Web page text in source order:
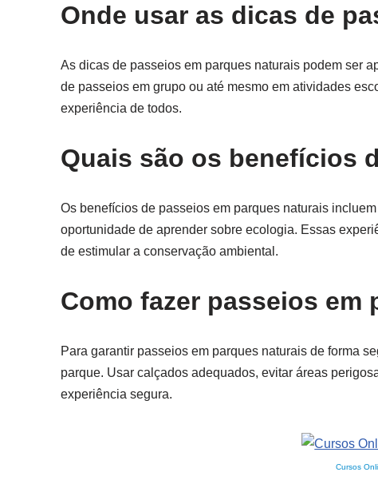
Onde usar as dicas de
As dicas de passeios em parques naturais podem ser
de passeios em grupo ou até mesmo em atividades
experiência de todos.
Quais são os benefícios
Os benefícios de passeios em parques naturais
oportunidade de aprender sobre ecologia. Essas
de estimular a conservação ambiental.
Como fazer passeios em
Para garantir passeios em parques naturais de forma
parque. Usar calçados adequados, evitar áreas
experiência segura.
Cursos